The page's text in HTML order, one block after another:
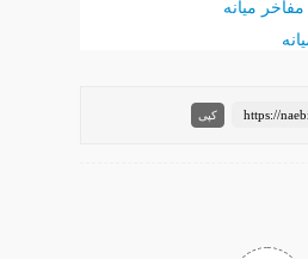
میانه
https:// کپی